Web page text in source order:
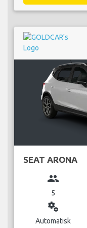
SEAT ARONA
group
5
miscellaneous_services
Automatisk